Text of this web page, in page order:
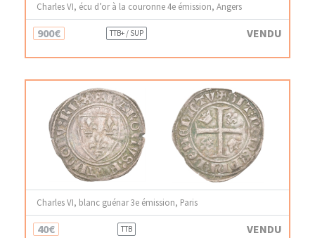
Charles VI, écu d’or à la couronne 4e émission, Angers
900€ TTB+ / SUP VENDU
Charles VI, blanc guénar 3e émission, Paris
40€ TTB VENDU